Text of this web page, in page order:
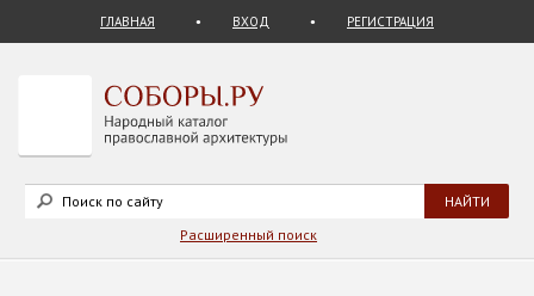
ГЛАВНАЯ ВХОД РЕГИСТРАЦИЯ
Расширенный поиск